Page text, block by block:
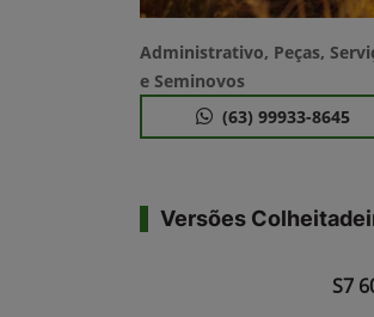
Administrativo, Peças,
e Seminovos
(63) 99933-8645
Versões
S7